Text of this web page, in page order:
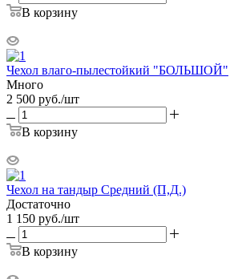
В корзину
Чехол влаго-пылестойкий "БОЛЬШОЙ"
Много
2 500 руб./шт
В корзину
Чехол на тандыр Средний (П,Д.)
Достаточно
1 150 руб./шт
В корзину